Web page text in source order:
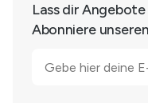
Lass dir
Abonniere